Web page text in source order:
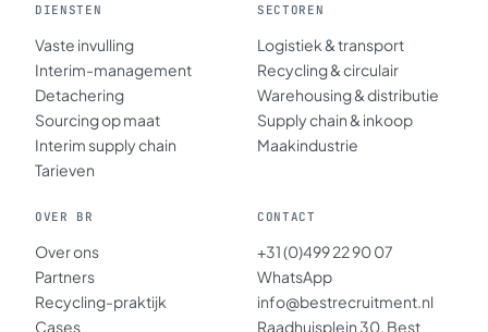
DIENSTEN
Vaste invulling
Interim-management
Detachering
Sourcing op maat
Interim supply chain
Tarieven
SECTOREN
Logistiek & transport
Recycling & circulair
Warehousing & distributie
Supply chain & inkoop
Maakindustrie
OVER BR
Over ons
Partners
Recycling-praktijk
Cases
CONTACT
+31 (0)499 22 90 07
WhatsApp
info@bestrecruitment.nl
Raadhuisplein 30, Best